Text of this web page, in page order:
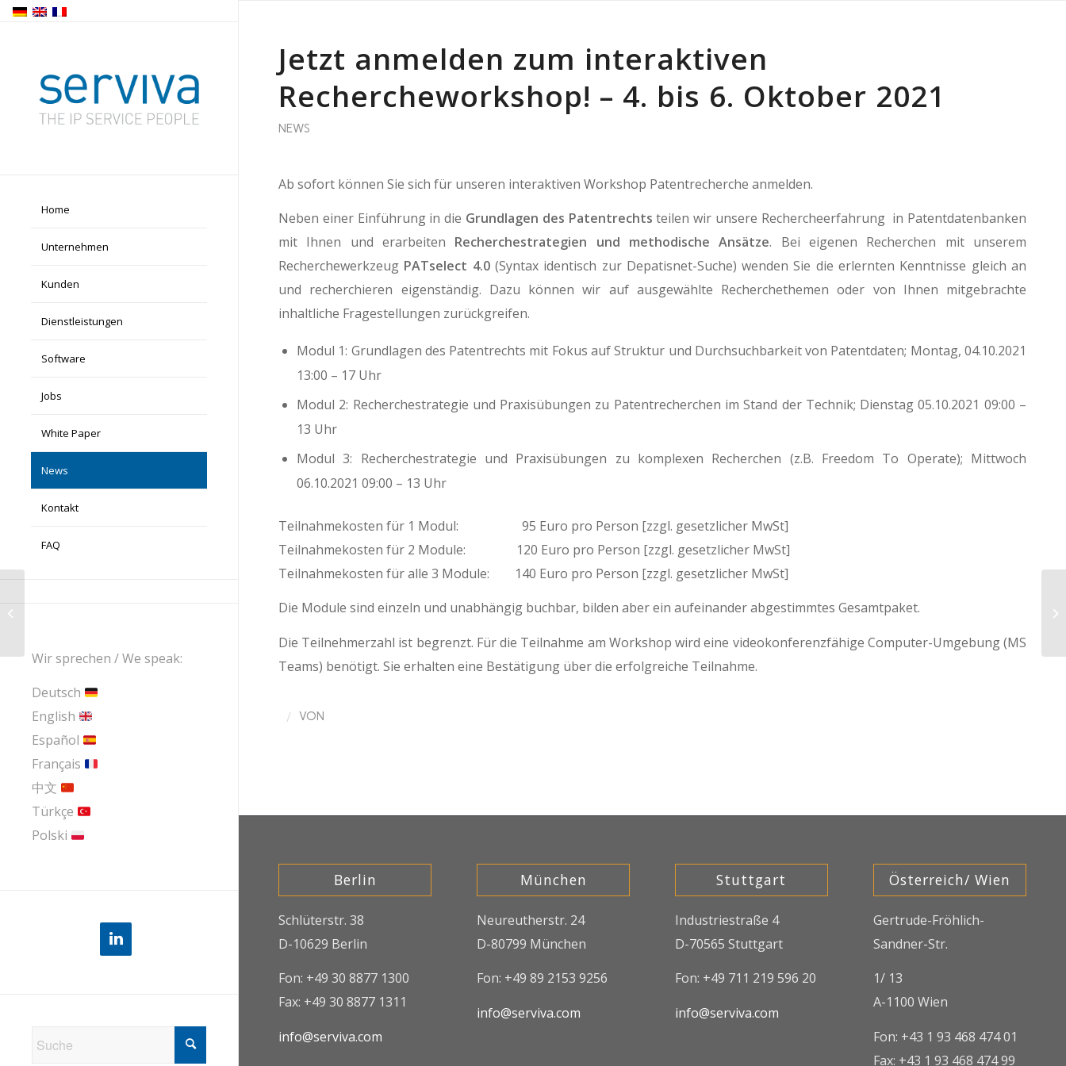
Home
Unternehmen
Kunden
Dienstleistungen
Software
Jobs
White Paper
News
Kontakt
FAQ
Wir sprechen / We speak:
Deutsch
English
Español
Français
中文
Türkçe
Polski
Jetzt anmelden zum interaktiven
Rechercheworkshop! – 4. bis 6. Oktober 2021
NEWS
Ab sofort können Sie sich für unseren interaktiven Workshop Patentrecherche anmelden.
Neben einer Einführung in die Grundlagen des Patentrechts teilen wir unsere Rechercheerfahrung in Patentdatenbanken
mit Ihnen und erarbeiten Recherchestrategien und methodische Ansätze. Bei eigenen Recherchen mit unserem
Recherchewerkzeug PATselect 4.0(Syntax identisch zur Depatisnet-Suche) wenden Sie die erlernten Kenntnisse gleich an
und recherchieren eigenständig. Dazu können wir auf ausgewählte Recherchethemen oder von Ihnen mitgebrachte
inhaltliche Fragestellungen zurückgreifen.
Modul 1: Grundlagen des Patentrechts mit Fokus auf Struktur und Durchsuchbarkeit von Patentdaten; Montag, 04.10.2021
13:00 – 17 Uhr
Modul 2: Recherchestrategie und Praxisübungen zu Patentrecherchen im Stand der Technik; Dienstag 05.10.2021 09:00 –
13 Uhr
Modul 3: Recherchestrategie und Praxisübungen zu komplexen Recherchen (z.B. Freedom To Operate); Mittwoch
06.10.2021 09:00 – 13 Uhr
Teilnahmekosten für 1 Modul: 95 Euro pro Person [zzgl. gesetzlicher MwSt]
Teilnahmekosten für 2 Module: 120 Euro pro Person [zzgl. gesetzlicher MwSt]
Teilnahmekosten für alle 3 Module: 140 Euro pro Person [zzgl. gesetzlicher MwSt]
Die Module sind einzeln und unabhängig buchbar, bilden aber ein aufeinander abgestimmtes Gesamtpaket.
Die Teilnehmerzahl ist begrenzt. Für die Teilnahme am Workshop wird eine videokonferenzfähige Computer-Umgebung (MS
Teams) benötigt. Sie erhalten eine Bestätigung über die erfolgreiche Teilnahme.
/ VON
Berlin
Schlüterstr. 38
D-10629 Berlin
Fon: +49 30 8877 1300
Fax: +49 30 8877 1311
info@serviva.com
München
Neureutherstr. 24
D-80799 München
Fon: +49 89 2153 9256
info@serviva.com
Stuttgart
Industriestraße 4
D-70565 Stuttgart
Fon: +49 711 219 596 20
info@serviva.com
Österreich/ Wien
Gertrude-Fröhlich-
Sandner-Str.
1/ 13
A-1100 Wien
Fon: +43 1 93 468 474 01
Fax: +43 1 93 468 474 99